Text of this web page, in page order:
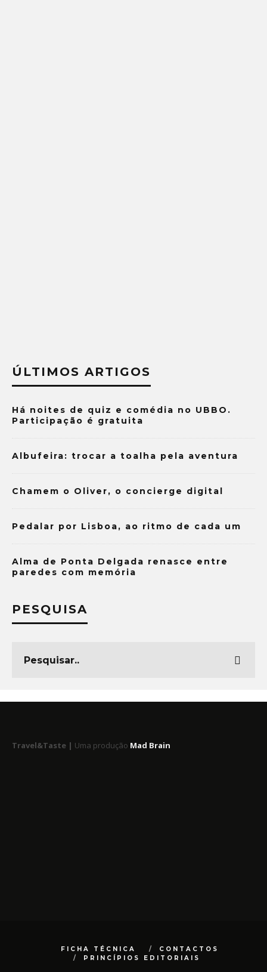
ÚLTIMOS ARTIGOS
Há noites de quiz e comédia no UBBO.
Participação é gratuita
Albufeira: trocar a toalha pela aventura
Chamem o Oliver, o concierge digital
Pedalar por Lisboa, ao ritmo de cada um
Alma de Ponta Delgada renasce entre
paredes com memória
PESQUISA
Travel&Taste | Uma produção Mad Brain
FICHA TÉCNICA
CONTACTOS
PRINCÍPIOS EDITORIAIS